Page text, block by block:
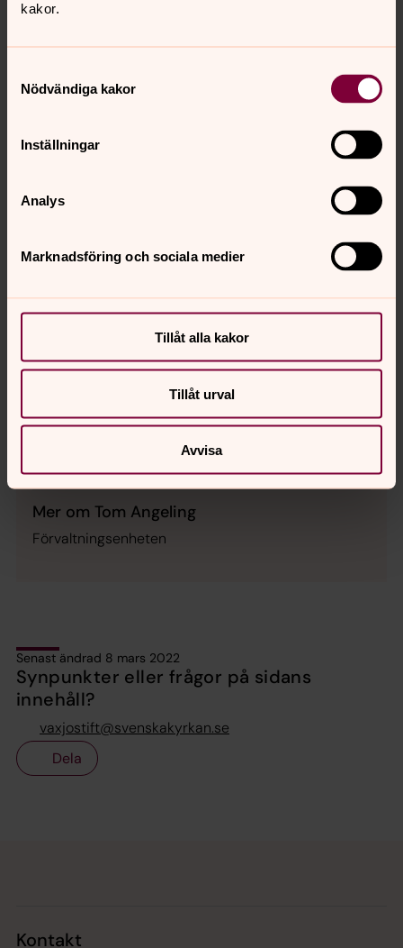
kakor.
Nödvändiga kakor
Inställningar
Analys
Marknadsföring och sociala medier
Tillåt alla kakor
Tillåt urval
Avvisa
vid inspektioner.
Mer om Tom Angeling
Förvaltningsenheten
Senast ändrad 8 mars 2022
Synpunkter eller frågor på sidans
innehåll?
vaxjostift@svenskakyrkan.se
Dela
Kontakt